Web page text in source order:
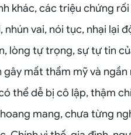
khác, các triệu chứng rối
vai, nói tục, nhại lại
lòng tự trọng, sự tự tin
mất thẩm mỹ và
thể dễ bị cô lập, thậm
mang, chưa từng